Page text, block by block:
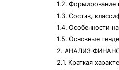
1.2. Формирование
1.3. Состав,
1.4. Особенности
1.5. Основные
2. АНАЛИЗ
2.1. Краткая